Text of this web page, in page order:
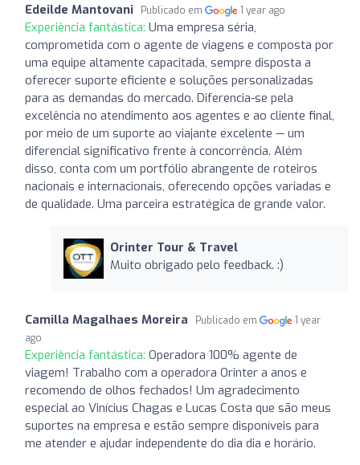
Edeilde Mantovani Publicado em 1 year ago
Experiência fantástica: Uma empresa séria,
comprometida com o agente de viagens e composta por
uma equipe altamente capacitada, sempre disposta a
oferecer suporte eficiente e soluções personalizadas
para as demandas do mercado. Diferencia-se pela
excelência no atendimento aos agentes e ao cliente final,
por meio de um suporte ao viajante excelente — um
diferencial significativo frente à concorrência. Além
disso, conta com um portfólio abrangente de roteiros
nacionais e internacionais, oferecendo opções variadas e
de qualidade. Uma parceira estratégica de grande valor.
Orinter Tour & Travel
Muito obrigado pelo feedback. :)
Camilla Magalhaes Moreira Publicado em
1 year
ago
Experiência fantástica: Operadora 100% agente de
viagem! Trabalho com a operadora Orinter a anos e
recomendo de olhos fechados! Um agradecimento
especial ao Vinícius Chagas e Lucas Costa que são meus
suportes na empresa e estão sempre disponíveis para
me atender e ajudar independente do dia dia e horário.